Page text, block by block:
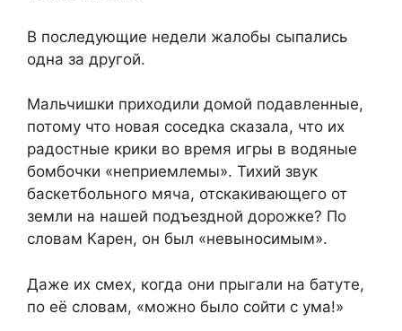
В последующие недели жалобы сыпались
одна за другой.
Мальчишки приходили домой подавленные,
потому что новая соседка сказала, что их
радостные крики во время игры в водяные
бомбочки «неприемлемы». Тихий звук
баскетбольного мяча, отскакивающего от
земли на нашей подъездной дорожке? По
словам Карен, он был «невыносимым».
Даже их смех, когда они прыгали на батуте,
по её словам, «можно было сойти с ума!»